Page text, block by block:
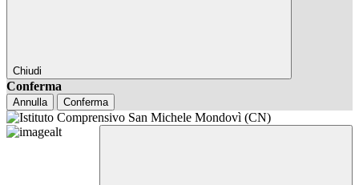
Chiudi
Conferma
Annulla Conferma